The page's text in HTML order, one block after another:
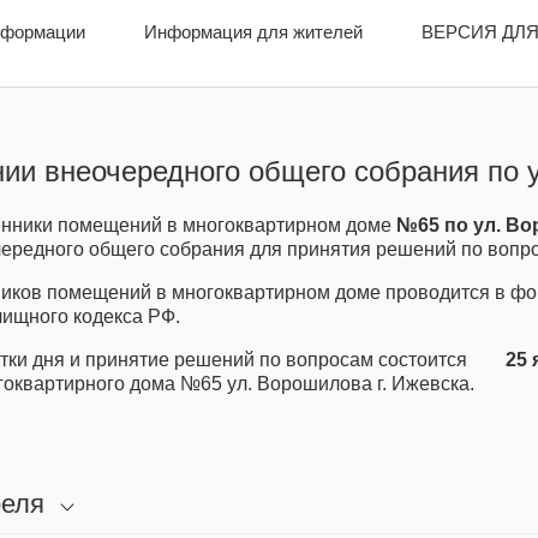
Информация для жителей ВЕРСИЯ ДЛЯ
Информация для жителей ВЕРСИЯ ДЛЯ
внеочередного общего собрания
помещений в многоквартирном доме №65 по ул.
общего собрания для принятия решений по
помещений в многоквартирном доме проводится в
кодекса РФ.
дня и принятие решений по вопросам состоится 25
дома №65 ул. Ворошилова г. Ижевска.